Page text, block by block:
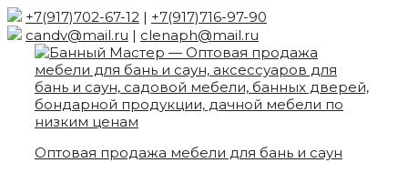
Skip
to
content
+7(917)702-67-12 | +7(917)716-97-90
candv@mail.ru | clenaph@mail.ru
Оптовая продажа мебели для бань и саун